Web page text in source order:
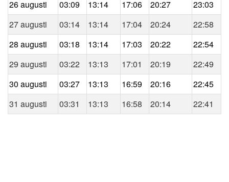
26 augusti 03:09 13:14 17:06 20:27
23:03
27 augusti
03:14 13:14 17:04 20:24
22:58
28 augusti
03:18 13:14 17:03 20:22
22:54
29 augusti
03:22 13:13 17:01 20:19
22:49
30 augusti
03:27 13:13 16:59 20:16
22:45
31 augusti
03:31 13:13 16:58 20:14 22:41